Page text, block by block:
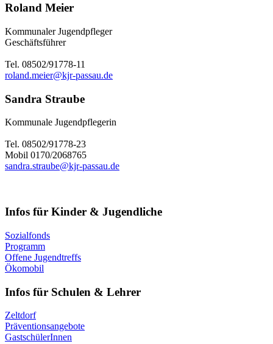
Roland Meier
Kommunaler Jugendpfleger
Geschäftsführer
Tel. 08502/91778-11
roland.meier@kjr-passau.de
Sandra Straube
Kommunale Jugendpflegerin
Tel. 08502/91778-23
Mobil 0170/2068765
sandra.straube@kjr-passau.de
Infos für Kinder & Jugendliche
Sozialfonds
Programm
Offene Jugendtreffs
Ökomobil
Infos für Schulen & Lehrer
Zeltdorf
Präventionsangebote
GastschülerInnen